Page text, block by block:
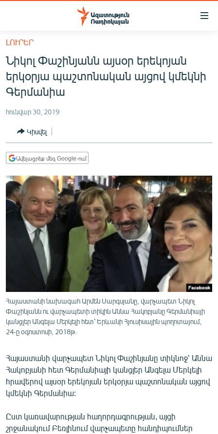
Մատչելիության
հիմնական
բովանդակությանը
Անցնել
հիմնական
մենյուին
ՀԱՅԱՍՏԱՆ
ՔԱՂԱՔԱԿԱՆ
ՀԱՍԱՐԱԿՈՒԹՅՈՒՆ
ՏՆՏԵՍՈՒԹՅՈՒՆ
ՂԱՐԱԲԱՂ
ՊԱՏԵՐԱԶՄԻ 6 ՇԱԲԱԹՆԵՐԸ
ՏԱՐԱԾԱՇՐՋԱՆ
ՄԻՋԱԶԳԱՅԻՆ
ՄՇԱԿՈՒՅԹ
ՄԵԿՆԱԲԱՆՈՒԹՅՈՒՆ
ԿՈՐՈՆԱՎԻՐՈՒՍ
ԱՐԽԻՎ
ԲԱՆԱՎԵՃ
ՁԳՏԵԼՈՎ ԼԱՎԱԳՈՒՅՆԻՆ
Հայերեն
ԼՈՒՐԵՐ
Նիկոլ Փաշինյանն այսօր երեկոյան
երկօրյա պաշտոնական այցով կմեկնի
Գերմանիա
հունվար 30, 2019
Կիսվել
Ավելացրեք մեզ Google-ում
Հայաստանի նախագահ Արմեն Սարգսյանը, վարչապետ Նիկոլ
Փաշինյանն ու վարչապետի տիկին Աննա Հակոբյանը Գերմանիայի
կանցլեր Անգելա Մերկելի հետ՝ Երևանի Հյուսիսային պողոտայում,
24-ը օգոստոսի, 2018թ.
Հայաստանի վարչապետ Նիկոլ Փաշինյանը տիկնոջ՝ Աննա
Հակոբյանի հետ Գերմանիայի կանցլեր Անգելա Մերկելի
հրավերով այսօր երեկոյան երկօրյա պաշտոնական այցով
կմեկնի Գերմանիա:
Ըստ կառավարության հաղորդագրության, այցի
շրջանակում Բեռլինում վարչապետը հանդիպումներ